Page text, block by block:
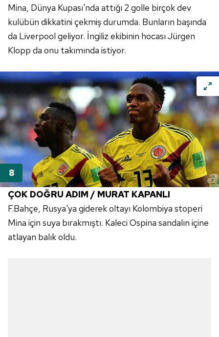
Mina, Dünya Kupası'nda attığı 2 golle birçok dev
kulübün dikkatini çekmiş durumda. Bunların başında
da Liverpool geliyor. İngiliz ekibinin hocası Jürgen
Klopp da onu takımında istiyor.
ÇOK DOĞRU ADIM / MURAT KAPANLI
F.Bahçe, Rusya'ya giderek oltayı Kolombiya stoperi
Mina için suya bırakmıştı. Kaleci Ospina sandalın içine
atlayan balık oldu.